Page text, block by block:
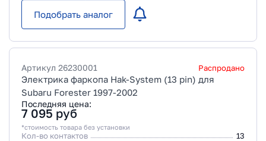
Подобрать аналог
Артикул 26230001 Распродано
Электрика фаркопа Hak-System (13 pin) для
Subaru Forester 1997-2002
Последняя цена:
7 095 руб
*стоимость товара без установки
Кол-во контактов
13